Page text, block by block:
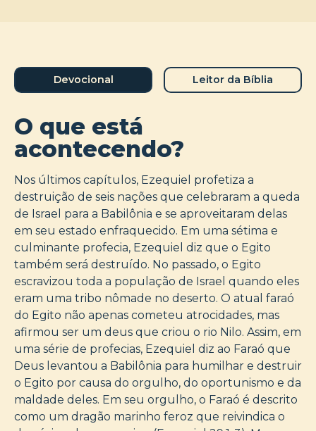
Devocional Leitor da Bíblia
O que está
acontecendo?
Nos últimos capítulos, Ezequiel profetiza a
destruição de seis nações que celebraram a queda
de Israel para a Babilônia e se aproveitaram delas
em seu estado enfraquecido. Em uma sétima e
culminante profecia, Ezequiel diz que o Egito
também será destruído. No passado, o Egito
escravizou toda a população de Israel quando eles
eram uma tribo nômade no deserto. O atual faraó
do Egito não apenas cometeu atrocidades, mas
afirmou ser um deus que criou o rio Nilo. Assim, em
uma série de profecias, Ezequiel diz ao Faraó que
Deus levantou a Babilônia para humilhar e destruir
o Egito por causa do orgulho, do oportunismo e da
maldade deles. Em seu orgulho, o Faraó é descrito
como um dragão marinho feroz que reivindica o